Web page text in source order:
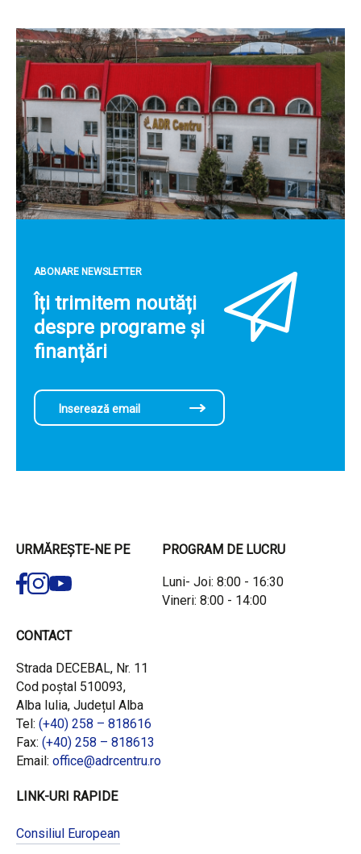
ABONARE NEWSLETTER
Îți trimitem noutăți
despre programe și
finanțări
URMĂREȘTE-NE PE PROGRAM DE LUCRU
Luni- Joi: 8:00 - 16:30
Vineri: 8:00 - 14:00
CONTACT
Strada DECEBAL, Nr. 11
Cod poștal 510093,
Alba Iulia, Județul Alba
Tel: (+40) 258 – 818616
Fax: (+40) 258 – 818613
Email: office@adrcentru.ro
LINK-URI RAPIDE
Consiliul European